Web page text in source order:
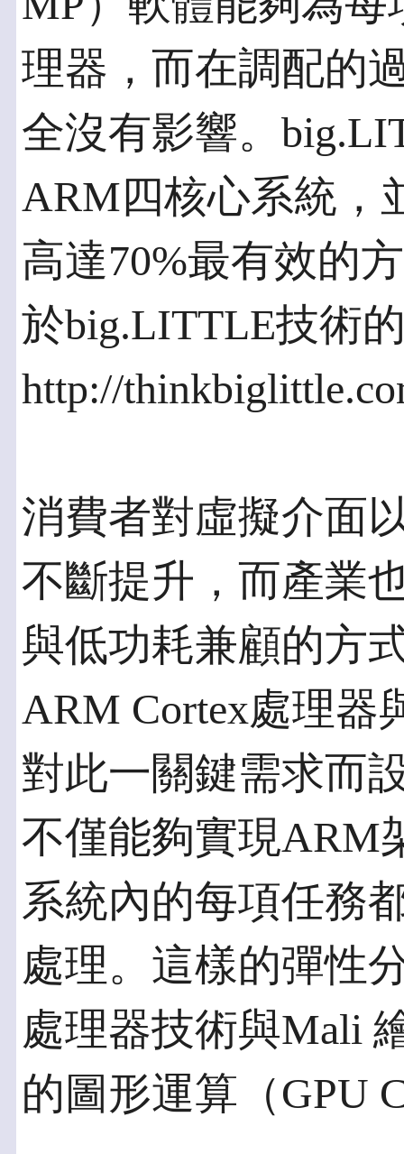
理器，而在調配的
全沒有影響。
ARM四核心系統，
高達70%最有效的
於big.LITTLE技術
http://
消費者對虛擬介面
不斷提升，而產業
與低功耗兼顧的方
ARM Cortex處理器
對此一關鍵需求而
不僅能夠實現ARM
系統內的每項任務
處理。這樣的彈性
處理器技術與Mali
的圖形運算（GPU